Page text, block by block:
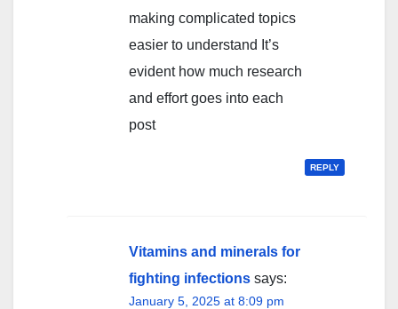
making complicated topics
easier to understand It’s
evident how much research
and effort goes into each
post
REPLY
Vitamins and minerals for
fighting infections says:
January 5, 2025 at 8:09 pm